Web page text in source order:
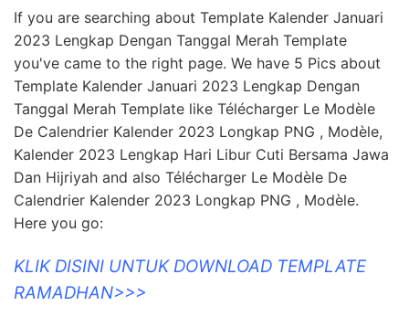
If you are searching about Template Kalender Januari
2023 Lengkap Dengan Tanggal Merah Template
you've came to the right page. We have 5 Pics about
Template Kalender Januari 2023 Lengkap Dengan
Tanggal Merah Template like Télécharger Le Modèle
De Calendrier Kalender 2023 Longkap PNG , Modèle,
Kalender 2023 Lengkap Hari Libur Cuti Bersama Jawa
Dan Hijriyah and also Télécharger Le Modèle De
Calendrier Kalender 2023 Longkap PNG , Modèle.
Here you go:
KLIK DISINI UNTUK DOWNLOAD TEMPLATE
RAMADHAN>>>